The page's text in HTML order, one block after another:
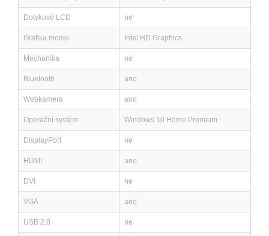
Dotykové LCD ne
Grafika model Intel HD Graphics
Mechanika ne
Bluetooth ano
Webkamera ano
Operační systém Windows 10 Home Premium
DisplayPort ne
HDMI ano
DVI ne
VGA ano
USB 2.0 ne